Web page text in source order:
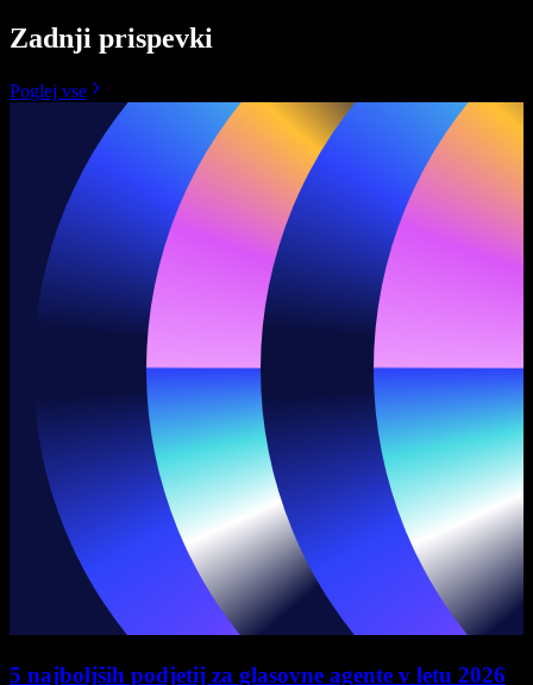
Zadnji prispevki
Poglej vse
5 najboljših podjetij za glasovne agente v letu 2026